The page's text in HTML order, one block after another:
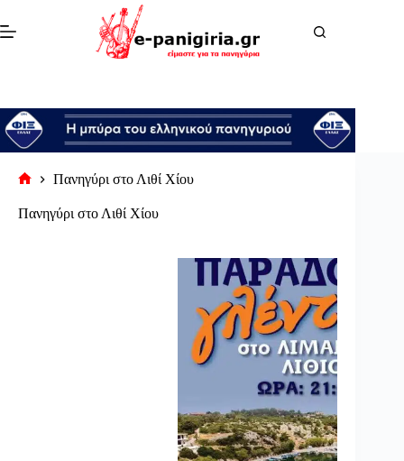
στο
περιεχόμενο
σελίδα
Πανηγύρι στο Λιθί Χίου
Πανηγύρι στο Λιθί Χίου